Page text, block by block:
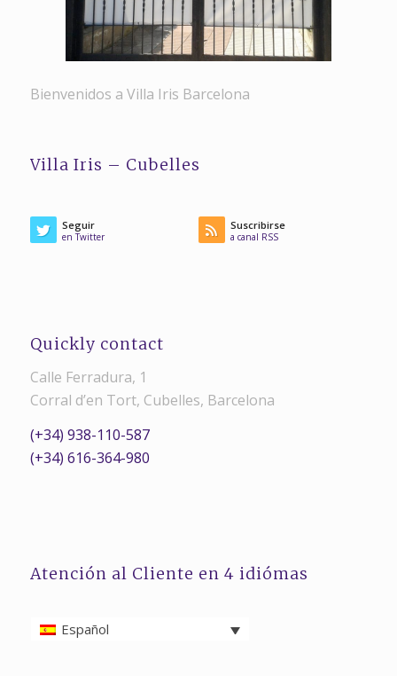
Bienvenidos a Villa Iris Barcelona
Villa Iris – Cubelles
Seguir
en Twitter
Suscribirse
a canal RSS
Quickly contact
Calle Ferradura, 1
Corral d’en Tort, Cubelles, Barcelona
(+34) 938-110-587
(+34) 616-364-980
Atención al Cliente en 4 idiómas
Español